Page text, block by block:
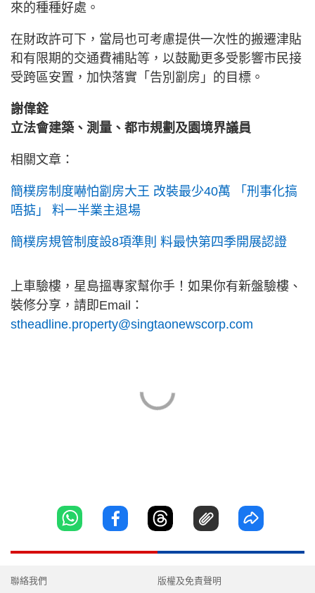
來的種種好處。
在財政許可下，當局也可考慮提供一次性的搬遷津貼
和有限期的交通費補貼等，以鼓勵更多受影響市民接
受跨區安置，加快落實「告別劏房」的目標。
謝偉銓
立法會建築、測量、都市規劃及園境界議員
相關文章：
簡樸房制度嚇怕劏房大王 改裝最少40萬 「刑事化搞
唔掂」 料一半業主退場
簡樸房規管制度設8項準則 料最快第四季開展認證
上車驗樓，星島搵專家幫你手！如果你有新盤驗樓、
裝修分享，請即Email：
stheadline.property@singtaonewscorp.com
聯絡我們 版權及免責聲明